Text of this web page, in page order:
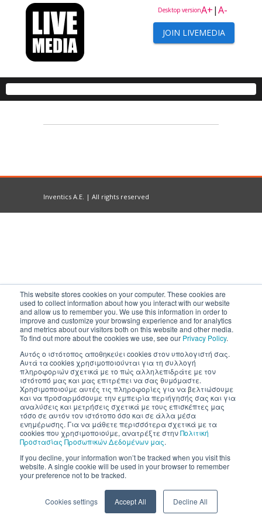
This website stores cookies on your computer. These cookies are
used to collect information about how you interact with our website
and allow us to remember you. We use this information in order to
improve and customize your browsing experience and for analytics
and metrics about our visitors both on this website and other media.
To find out more about the cookies we use, see our Privacy Policy.
Αυτός ο ιστότοπος αποθηκεύει cookies στον υπολογιστή σας.
Αυτά τα cookies χρησιμοποιούνται για τη συλλογή
πληροφοριών σχετικά με το πώς αλληλεπιδράτε με τον
ιστότοπό μας και μας επιτρέπει να σας θυμόμαστε.
Χρησιμοποιούμε αυτές τις πληροφορίες για να βελτιώσουμε
και να προσαρμόσουμε την εμπειρία περιήγησής σας και για
αναλύσεις και μετρήσεις σχετικά με τους επισκέπτες μας
τόσο σε αυτόν τον ιστότοπο όσο και σε άλλα μέσα
ενημέρωσης. Για να μάθετε περισσότερα σχετικά με τα
cookies που χρησιμοποιούμε, ανατρέξτε στηνΠολιτική
Προστασίας Προσωπικών Δεδομένων μας.
If you decline, your information won’t be tracked when you visit this
website. A single cookie will be used in your browser to remember
your preference not to be tracked.
Cookies settings Accept All Decline All
A+|A-
Desktop version
JOIN LIVEMEDIA
Inventics A.E. | All rights reserved